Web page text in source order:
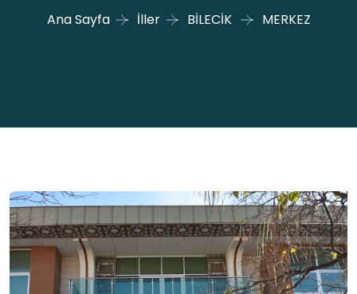
Ana Sayfa İller BİLECİK MERKEZ